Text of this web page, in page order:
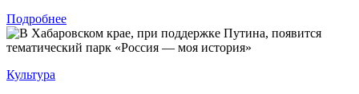
Подробнее
Культура